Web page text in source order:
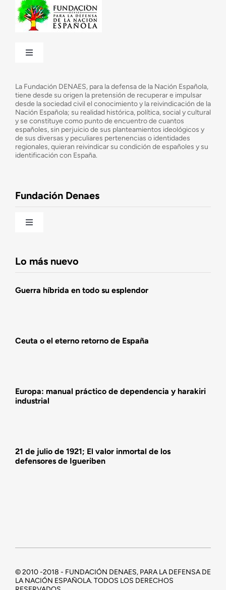
Toggle
¿Cuáles son nuestros objetivos?
Consejo Asesor
La Fundación DENAES, para la defensa de la Nación Española,
tiene desde su origen la pretensión de recuperar e impulsar
desde la sociedad civil el conocimiento y la reivindicación de la
Nación Española; su realidad histórica, política, social y cultural
y se constituye como punto de encuentro de cuantos
españoles, sin perjuicio de sus planteamientos ideológicos y
de sus diversas y peculiares pertenencias o identidades
regionales, quieran reivindicar su condición de españoles y su
identificación con España.
Fundación Denaes
Toggle
Lo más nuevo
Guerra híbrida en todo su esplendor
Ceuta o el eterno retorno de España
Europa: manual práctico de dependencia y harakiri
industrial
21 de julio de 1921; El valor inmortal de los
defensores de Igueriben
© 2010 -2018 - FUNDACIÓN DENAES, PARA LA DEFENSA DE
LA NACIÓN ESPAÑOLA. TODOS LOS DERECHOS